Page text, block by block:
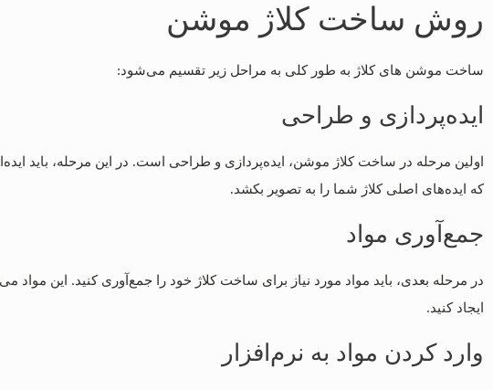
روش ساخت کلاژ موشن
ساخت موشن های کلاژ به طور کلی به مراحل زیر تقسیم می‌شود:
ایده‌پردازی و طراحی
اولین مرحله در ساخت کلاژ موشن، ایده‌پردازی و طراحی است. در این مرحله، باید
که ایده‌های اصلی کلاژ شما را به تصویر بکشد.
جمع‌آوری مواد
در مرحله بعدی، باید مواد مورد نیاز برای ساخت کلاژ خود را جمع‌آوری کنید. این مواد
ایجاد کنید.
وارد کردن مواد به نرم‌افزار